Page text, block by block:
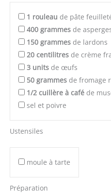
1 rouleau de pâte
400 grammes de
150 grammes de lardons
20 centilitres de crème
3 units de œufs
50 grammes de fromage
1/2 cuillère à café de
sel et poivre
Ustensiles
moule à tarte
Préparation